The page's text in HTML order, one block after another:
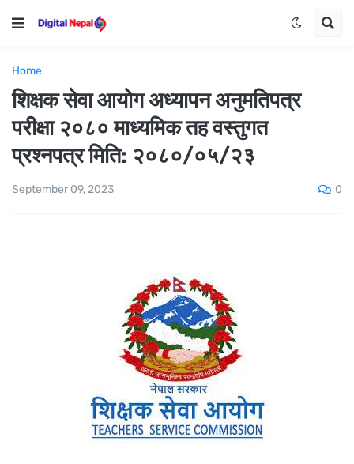
Home
शिक्षक सेवा आयोग अध्यापन अनुमतिपत्र
परीक्षा २०८० माध्यमिक तह वस्तुगत
प्रश्नपत्र मिति: २०८०/०५/२३
September 09, 2023 0